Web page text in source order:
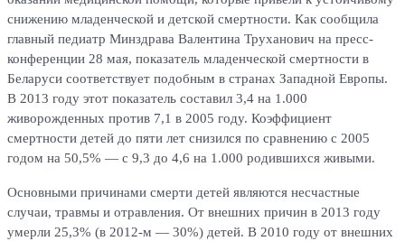
снижению младенческой и детской смертности. Как сообщила
главный педиатр Минздрава Валентина Труханович на пресс-
конференции 28 мая, показатель младенческой смертности в
Беларуси соответствует подобным в странах Западной Европы.
В 2013 году этот показатель составил 3,4 на 1.000
живорожденных против 7,1 в 2005 году. Коэффициент
смертности детей до пяти лет снизился по сравнению с 2005
годом на 50,5% — с 9,3 до 4,6 на 1.000 родившихся живыми.
Основными причинами смерти детей являются несчастные
случаи, травмы и отравления. От внешних причин в 2013 году
умерли 25,3% (в 2012-м — 30%) детей. В 2010 году от внешних